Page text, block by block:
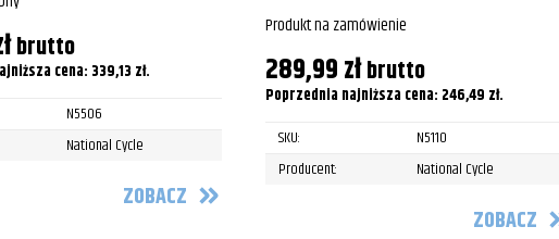
Silverado
Silverado
brutto
cena: 339,13 zł.
N5506
National Cycle
ZOBACZ
Produkt na zamówienie
289,99złbrutto
Poprzednia najniższa cena: 246,49 zł.
SKU:
N5110
Producent:
National Cycle
ZOBACZ